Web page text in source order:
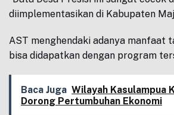
diimplementasikan di Kabupaten
AST menghendaki adanya manfaat
bisa didapatkan dengan program
Baca Juga Wilayah Kasulampua
Dorong Pertumbuhan Ekonomi